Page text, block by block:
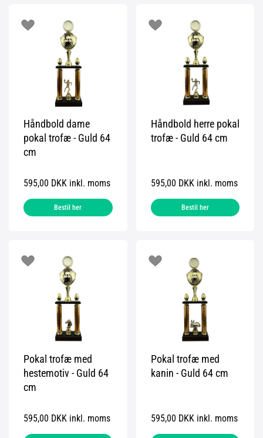
Håndbold dame
pokal trofæ - Guld 64
cm
595,00 DKK inkl. moms
Bestil her
Håndbold herre pokal
trofæ - Guld 64 cm
595,00 DKK inkl. moms
Bestil her
Pokal trofæ med
hestemotiv - Guld 64
cm
595,00 DKK inkl. moms
Pokal trofæ med
kanin - Guld 64 cm
595,00 DKK inkl. moms